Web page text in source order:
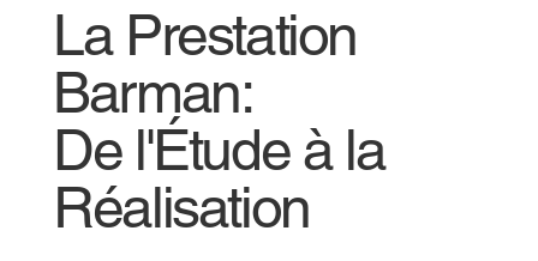
La Prestation
Barman:
De l'Étude à la
Réalisation